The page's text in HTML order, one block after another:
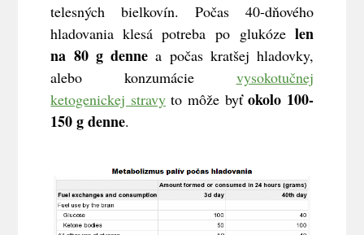
telesných bielkovín. Počas 40-dňového
hladovania klesá potreba po glukóze len
na 80 g denne a počas kratšej hladovky,
alebo konzumácie vysokotučnej
ketogenickej stravyto môže byťokolo 100-
150 g denne.